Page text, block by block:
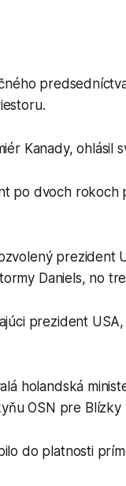
Kanady, ohlásil
po dvoch rokoch
prezident
Daniels, no
prezident
holandská
OSN pre Blízky
do platnosti